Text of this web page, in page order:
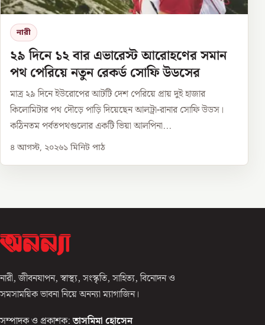
নারী
২৯ দিনে ১২ বার এভারেস্ট আরোহণের সমান
পথ পেরিয়ে নতুন রেকর্ড সোফি উডসের
মাত্র ২৯ দিনে ইউরোপের আটটি দেশ পেরিয়ে প্রায় দুই হাজার
কিলোমিটার পথ দৌড়ে পাড়ি দিয়েছেন আলট্রা-রানার সোফি উডস।
কঠিনতম পর্বতপথগুলোর একটি ভিয়া আলপিনা...
৪ আগস্ট, ২০২৬১ মিনিট পাঠ
নারী, জীবনযাপন, স্বাস্থ্য, সংস্কৃতি, সাহিত্য, বিনোদন ও
সমসাময়িক ভাবনা নিয়ে অনন্যা ম্যাগাজিন।
সম্পাদক ও প্রকাশক: তাসমিমা হোসেন